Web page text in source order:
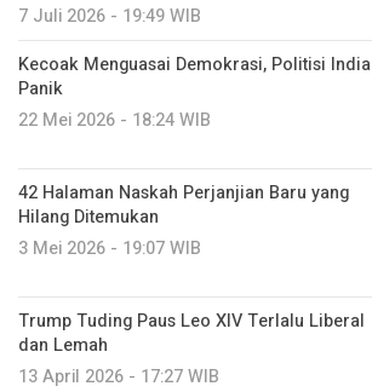
7 Juli 2026 - 19:49 WIB
Kecoak Menguasai Demokrasi, Politisi India
Panik
22 Mei 2026 - 18:24 WIB
42 Halaman Naskah Perjanjian Baru yang
Hilang Ditemukan
3 Mei 2026 - 19:07 WIB
Trump Tuding Paus Leo XIV Terlalu Liberal
dan Lemah
13 April 2026 - 17:27 WIB